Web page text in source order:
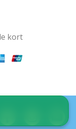
kort